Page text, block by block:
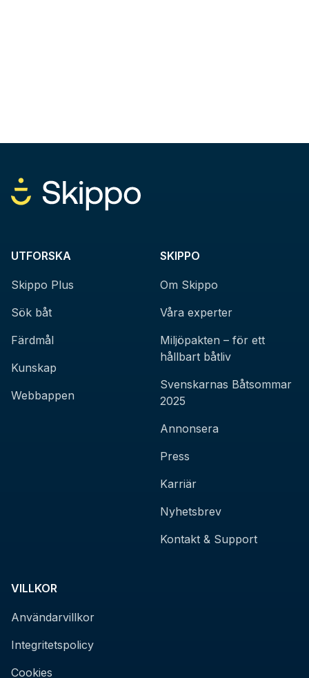
UTFORSKA
Skippo Plus
Sök båt
Färdmål
Kunskap
Webbappen
SKIPPO
Om Skippo
Våra experter
Miljöpakten – för ett
hållbart båtliv
Svenskarnas Båtsommar
2025
Annonsera
Press
Karriär
Nyhetsbrev
Kontakt & Support
VILLKOR
Användarvillkor
Integritetspolicy
Cookies